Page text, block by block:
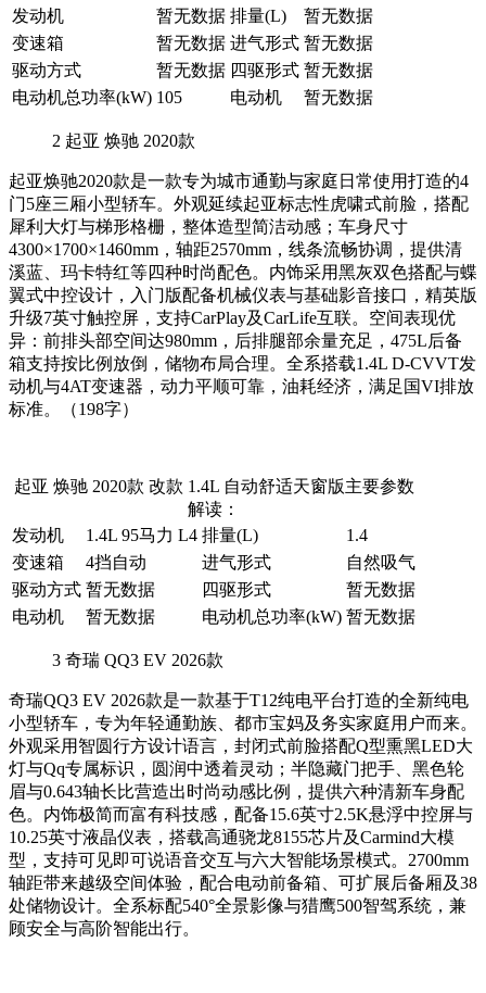
发动机
暂无数据 排量(L)
暂无数据
变速箱
暂无数据 进气形式 暂无数据
驱动方式
暂无数据 四驱形式 暂无数据
电动机总功率(kW) 105 电动机 暂无数据
2 起亚 焕驰 2020款
起亚焕驰2020款是一款专为城市通勤与家庭日常使用打造的4
门5座三厢小型轿车。外观延续起亚标志性虎啸式前脸，搭配
犀利大灯与梯形格栅，整体造型简洁动感；车身尺寸
4300×1700×1460mm，轴距2570mm，线条流畅协调，提供清
溪蓝、玛卡特红等四种时尚配色。内饰采用黑灰双色搭配与蝶
翼式中控设计，入门版配备机械仪表与基础影音接口，精英版
升级7英寸触控屏，支持CarPlay及CarLife互联。空间表现优
异：前排头部空间达980mm，后排腿部余量充足，475L后备
箱支持按比例放倒，储物布局合理。全系搭载1.4L D-CVVT发
动机与4AT变速器，动力平顺可靠，油耗经济，满足国VI排放
标准。（198字）
起亚 焕驰 2020款 改款 1.4L 自动舒适天窗版主要参数
解读：
发动机
1.4L 95马力 L4 排量(L)
1.4
变速箱
4挡自动 进气形式
自然吸气
驱动方式 暂无数据 四驱形式
暂无数据
电动机
暂无数据 电动机总功率(kW) 暂无数据
3 奇瑞 QQ3 EV 2026款
奇瑞QQ3 EV 2026款是一款基于T12纯电平台打造的全新纯电
小型轿车，专为年轻通勤族、都市宝妈及务实家庭用户而来。
外观采用智圆行方设计语言，封闭式前脸搭配Q型熏黑LED大
灯与Qq专属标识，圆润中透着灵动；半隐藏门把手、黑色轮
眉与0.643轴长比营造出时尚动感比例，提供六种清新车身配
色。内饰极简而富有科技感，配备15.6英寸2.5K悬浮中控屏与
10.25英寸液晶仪表，搭载高通骁龙8155芯片及Carmind大模
型，支持可见即可说语音交互与六大智能场景模式。2700mm
轴距带来越级空间体验，配合电动前备箱、可扩展后备厢及38
处储物设计。全系标配540°全景影像与猎鹰500智驾系统，兼
顾安全与高阶智能出行。